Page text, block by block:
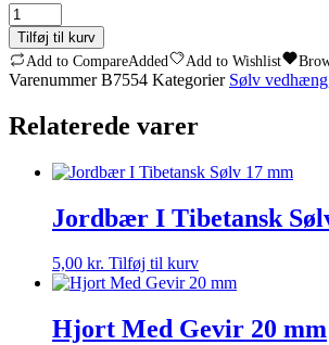
Hjerte
"Hand
Made"
9
Mm
4
antal
Tilføj til kurv
Add to CompareAdded Add to Wishlist
VarenummerB7554 Kategorier Sølv vedhæng
Relaterede varer
Jordbær I Tibetansk
5,00 kr. Tilføj til kurv
Hjort Med Gevir 20 mm